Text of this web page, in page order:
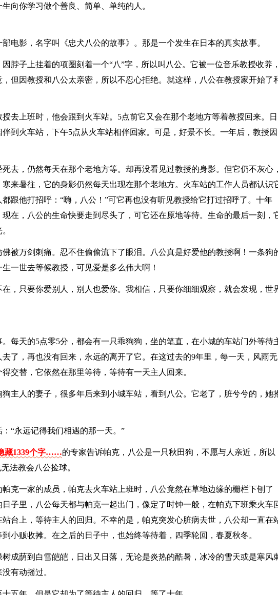
向你学习做个善良、简单、单纯的人。
电影，名字叫《忠犬八公的故事》。那是一个发生在日本的真实故事。
脖子上挂着的项圈刻着一个“八”字，所以叫八公。它被一位音乐教授收养，
但因教授和八公太亲密，所以不忍心拒绝。就这样，八公在教授家开始了
去上班时，他会跟到火车站。5点前它又会在那个老地方等着教授回来。日
到火车站，下午5点从火车站相伴回家。可是，好景不长。一年后，教授因
去，仍然每天在那个老地方等。却再没看见过教授的身影。但它仍不灰心，
来暑往，它的身影仍然每天出现在那个老地方。火车站的工作人员都认识
跟他打招呼：“嗨，八公！”可它再也没有听见教授给它打过招呼了。十年
在，八公的生命快要走到尽头了，可它还在原地等待。生命的最后一刻，
被万剑刺痛。忍不住偷偷流下了眼泪。八公真是好爱他的教授啊！一条狗
一世去等候教授，可见爱是多么伟大啊！
，只要你爱别人，别人也爱你。我相信，只要你细细观察，就会发现，世
每天的5点零5分，都会有一只乖狗狗，坐的笔直，在小城的车站门外等待
去了，再也没有回来，永远的离开了它。在这过去的9年里，每一天，风雨无
交替，它依然在那里等待，等待有一天主人回来。
主人的妻子，很多年后来到小城车站，看到八公。它老了，脏兮兮的，她
“永远记得我们相遇的那一天。”
藏1339个字……的专家告诉帕克，八公是一只秋田狗，不愿与人亲近，所以
法教会八公捡球。
帕克一家的成员，帕克去火车站上班时，八公竟然在草地边缘的栅栏下刨了
子里，八公每天都与帕克一起出门，像定了时钟一般，在帕克下班乘火车
台上，等待主人的回归。不幸的是，帕克突发心脏病去世，八公却一直在
小贩收摊。在之后的日子中，也始终等待着，四季轮回，春夏秋冬。
成荫到白雪皑皑，日出又日落，无论是炎热的酷暑，冰冷的雪天或是寒风
有动摇过。